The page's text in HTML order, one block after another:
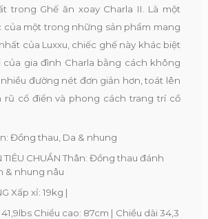
trong Ghế ăn xoay Charla II. Là một
của một trong những sản phẩm mang
của Luxxu, chiếc ghế này khác biệt
của gia đình Charla bằng cách không
đường nét đơn giản hơn, toát lên
rũ cổ điển và phong cách trang trí cổ
Đồng thau, Da & nhung
TIÊU CHUẨN Thân: Đồng thau đánh
& nhung nâu
Xấp xỉ: 19kg |
41,9lbs Chiều cao: 87cm | Chiều dài 34,3